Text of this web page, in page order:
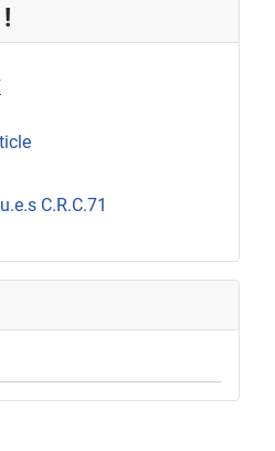
C.R.C.71